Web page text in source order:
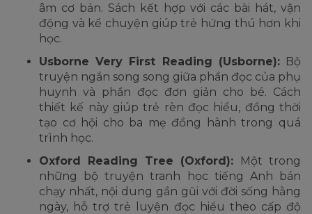
âm cơ bản. Sách kết hợp với các bài hát, vận
động và kể chuyện giúp trẻ hứng thú hơn khi
học.
Usborne Very First Reading (Usborne):Bộ
truyện ngắn song song giữa phần đọc của phụ
huynh và phần đọc đơn giản cho bé. Cách
thiết kế này giúp trẻ rèn đọc hiểu, đồng thời
tạo cơ hội cho ba mẹ đồng hành trong quá
trình học.
Oxford Reading Tree (Oxford):
Một trong
những bộ truyện tranh học tiếng Anh bán
chạy nhất, nội dung gần gũi với đời sống hằng
ngày, hỗ trợ trẻ luyện đọc hiểu theo cấp độ